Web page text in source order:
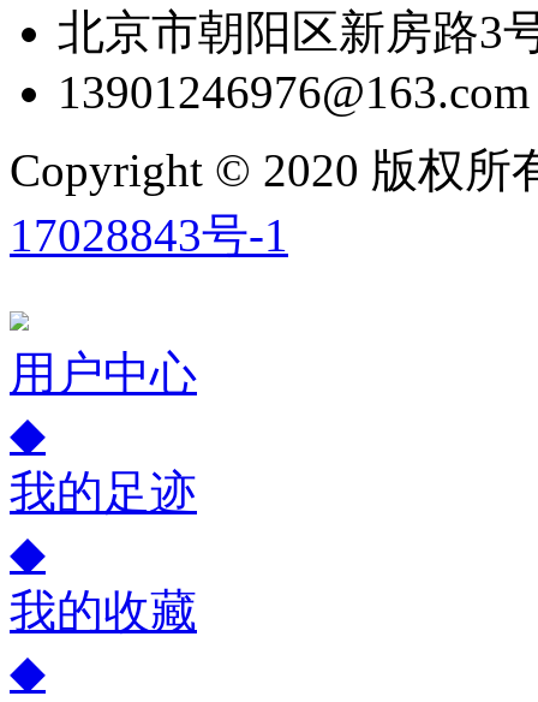
北京市朝阳区新房路3
13901246976@163.com
Copyright © 2020 版权
17028843号-1
用户中心
◆
我的足迹
◆
我的收藏
◆